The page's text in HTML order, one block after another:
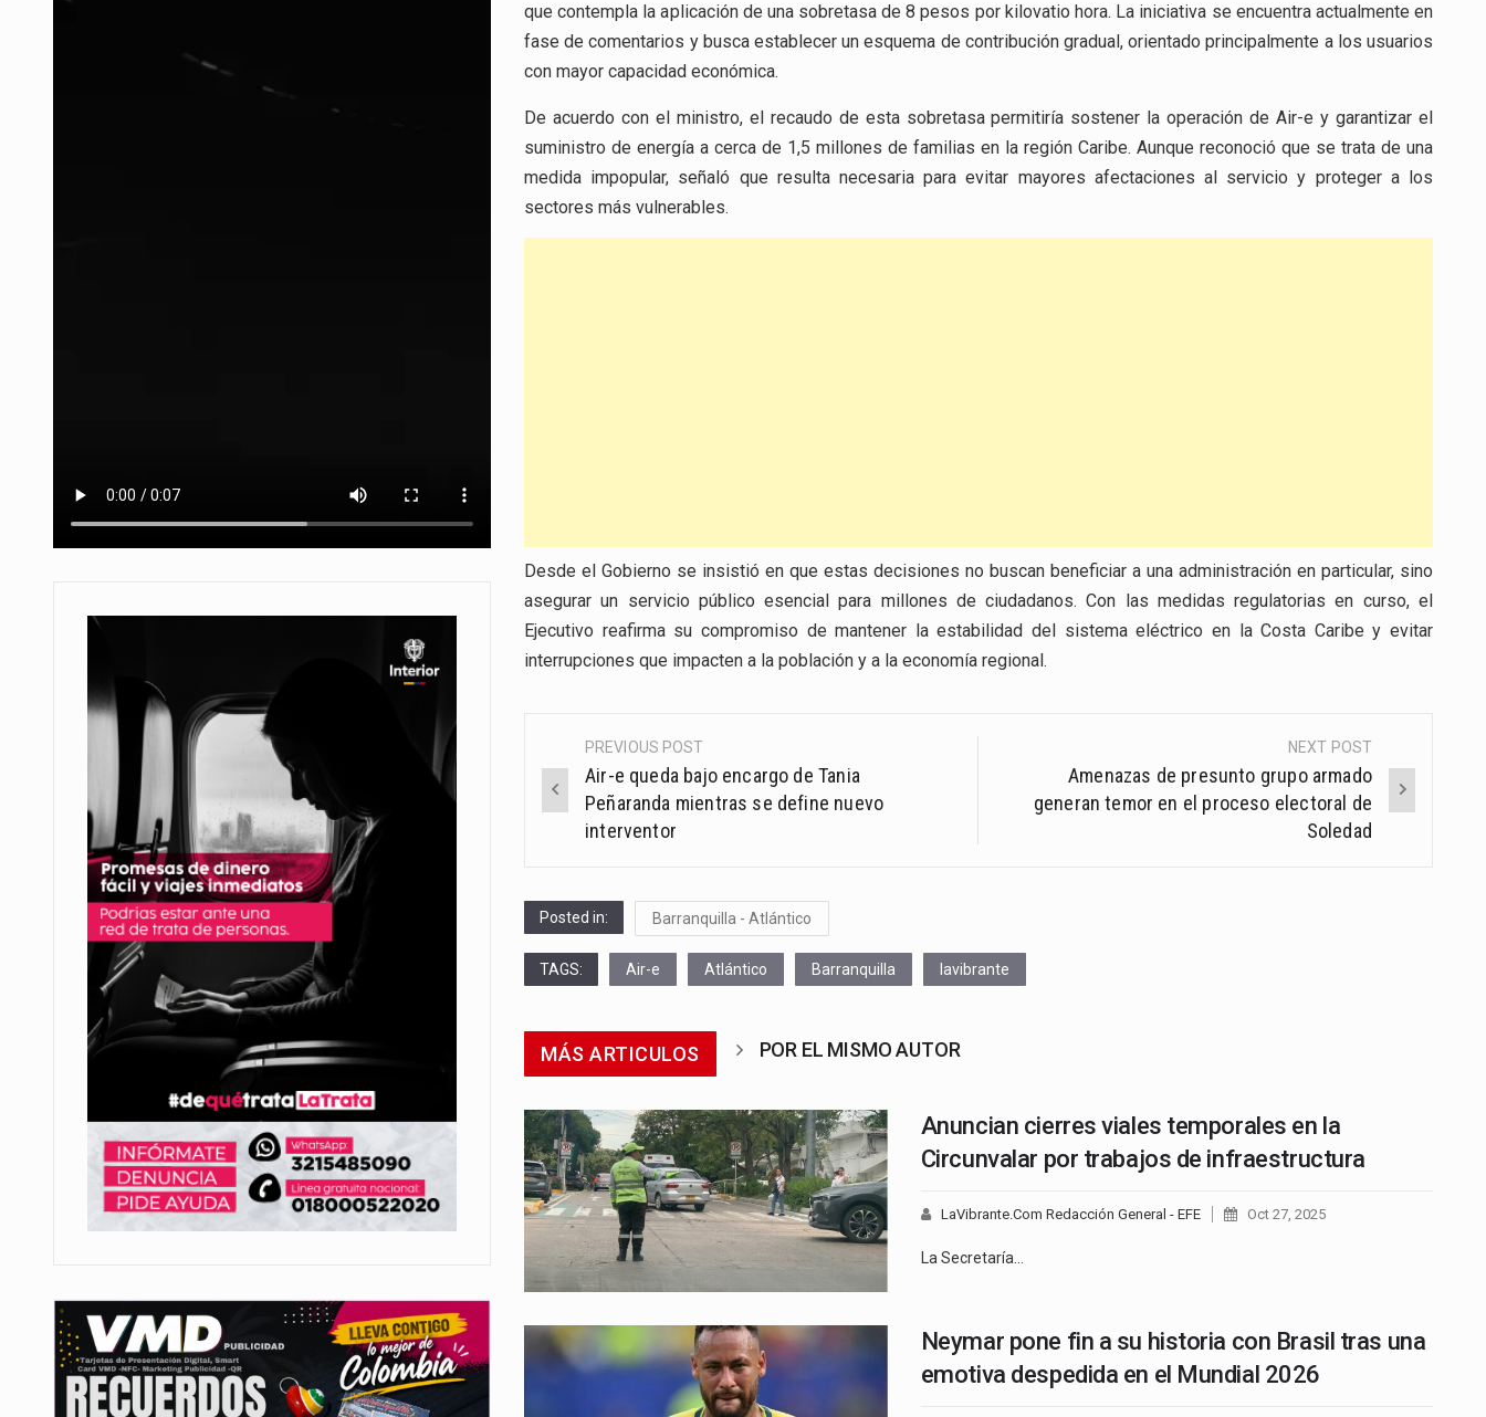
que contempla la aplicación de una sobretasa de 8 pesos por kilovatio hora. La iniciativa se encuentra actualmente en
fase de comentarios y busca establecer un esquema de contribución gradual, orientado principalmente a los usuarios
con mayor capacidad económica.
De acuerdo con el ministro, el recaudo de esta sobretasa permitiría sostener la operación de Air-e y garantizar el
suministro de energía a cerca de 1,5 millones de familias en la región Caribe. Aunque reconoció que se trata de una
medida impopular, señaló que resulta necesaria para evitar mayores afectaciones al servicio y proteger a los
sectores más vulnerables.
Desde el Gobierno se insistió en que estas decisiones no buscan beneficiar a una administración en particular, sino
asegurar un servicio público esencial para millones de ciudadanos. Con las medidas regulatorias en curso, el
Ejecutivo reafirma su compromiso de mantener la estabilidad del sistema eléctrico en la Costa Caribe y evitar
interrupciones que impacten a la población y a la economía regional.
Post
navigation
PREVIOUS POST
Air-e queda bajo encargo de Tania
Peñaranda mientras se define nuevo
interventor
NEXT POST
Amenazas de presunto grupo armado
generan temor en el proceso electoral de
Soledad
Posted in: Barranquilla - Atlántico
TAGS: Air-e Atlántico Barranquilla lavibrante
MÁS ARTICULOS POR EL MISMO AUTOR
Anuncian cierres viales temporales en la
Circunvalar por trabajos de infraestructura
LaVibrante.Com Redacción General - EFE Oct 27, 2025
La Secretaría…
Neymar pone fin a su historia con Brasil tras una
emotiva despedida en el Mundial 2026